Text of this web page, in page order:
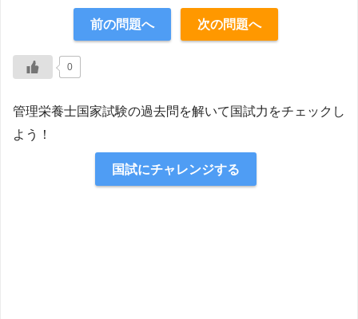
前の問題へ 次の問題へ
0
管理栄養士国家試験の過去問を解いて国試力をチェックし
よう！
国試にチャレンジする